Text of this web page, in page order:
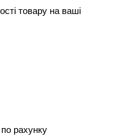
товару на ваші
рахунку